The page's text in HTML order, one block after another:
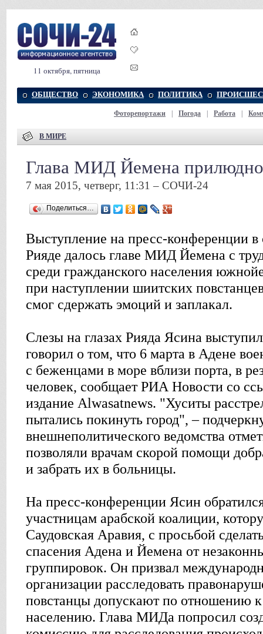
11 октября, пятница
ОБЩЕСТВО ЭКОНОМИКА ПОЛИТИКА
Фоторепортажи Погода Работа
В МИРЕ
Глава МИД Йемена прилюдно
7 мая 2015, четверг, 11:31 – СОЧИ-24
Поделиться…
Выступление на пресс-конференции в
Рияде далось главе МИД Йемена с
среди гражданского населения
при наступлении шиитских
смог сдержать эмоций и заплакал.
Слезы на глазах Рияда Ясина
говорил о том, что 6 марта в Адене
с беженцами в море вблизи порта, в
человек, сообщает РИА Новости со
издание Alwasatnews. "Хуситы
пытались покинуть город", –
внешнеполитического ведомства
позволяли врачам скорой помощи
и забрать их в больницы.
На пресс-конференции Ясин
участницам арабской коалиции,
Саудовская Аравия, с просьбой
спасения Адена и Йемена от
группировок. Он призвал
организации расследовать
повстанцы допускают по отношению
населению. Глава МИДа попросил